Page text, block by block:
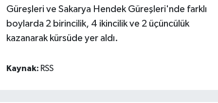
Güreşleri ve Sakarya Hendek Güreşleri'nde farklı
boylarda 2 birincilik, 4 ikincilik ve 2 üçüncülük
kazanarak kürsüde yer aldı.
Kaynak: RSS